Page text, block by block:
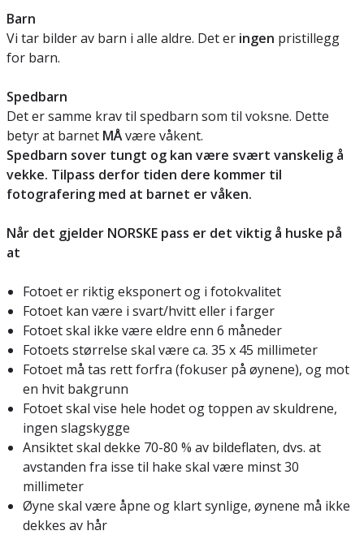
Barn
Vi tar bilder av barn i alle aldre. Det er ingen pristillegg
for barn.
Spedbarn
Det er samme krav til spedbarn som til voksne. Dette
betyr at barnet MÅvære våkent.
Spedbarn sover tungt og kan være svært vanskelig å
vekke. Tilpass derfor tiden dere kommer til
fotografering med at barnet er våken.
Når det gjelder NORSKE pass er det viktig å huske på
at
Fotoet er riktig eksponert og i fotokvalitet
Fotoet kan være i svart/hvitt eller i farger
Fotoet skal ikke være eldre enn 6 måneder
Fotoets størrelse skal være ca. 35 x 45 millimeter
Fotoet må tas rett forfra (fokuser på øynene), og mot
en hvit bakgrunn
Fotoet skal vise hele hodet og toppen av skuldrene,
ingen slagskygge
Ansiktet skal dekke 70-80 % av bildeflaten, dvs. at
avstanden fra isse til hake skal være minst 30
millimeter
Øyne skal være åpne og klart synlige, øynene må ikke
dekkes av hår